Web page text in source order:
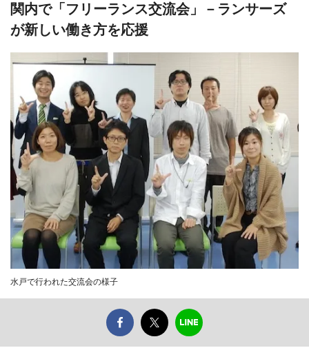
関内で「フリーランス交流会」－ランサーズ
が新しい働き方を応援
水戸で行われた交流会の様子